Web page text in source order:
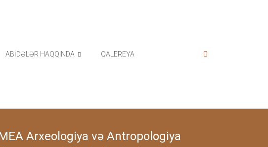
ABİDƏLƏR HAQQINDA QALEREYA
Arxeologiya və Antropologiya